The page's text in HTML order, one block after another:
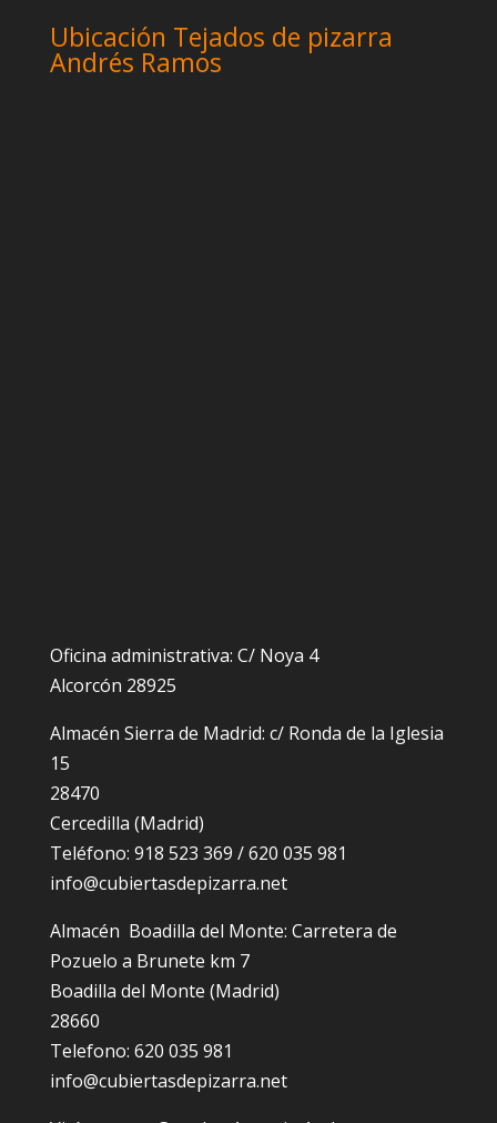
Ubicación Tejados de pizarra
Andrés Ramos
Oficina administrativa: C/ Noya 4
Alcorcón 28925
Almacén Sierra de Madrid: c/ Ronda de la Iglesia
15
28470
Cercedilla (Madrid)
Teléfono: 918 523 369 / 620 035 981
info@cubiertasdepizarra.net
Almacén Boadilla del Monte: Carretera de
Pozuelo a Brunete km 7
Boadilla del Monte (Madrid)
28660
Telefono: 620 035 981
info@cubiertasdepizarra.net